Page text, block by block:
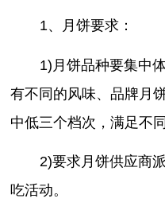
1、月饼要求：
1)月饼品种要集中
有不同的风味、品牌月
中低三个档次，满足不
2)要求月饼供应商
吃活动。